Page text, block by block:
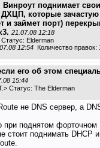
Винроут поднимает свои
которые зачастую
и займет порт)
21.07.08 12:18
Elderman
12:54 Количество правок:
его об этом
15:44
Статус: The Elderman
не DNS сервер, а
при поднятом форточном
стоит поднимать DHCP